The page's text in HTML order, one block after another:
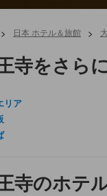
> 日本 ホテル＆旅館 >
寺をさら
リア
寺のホテ